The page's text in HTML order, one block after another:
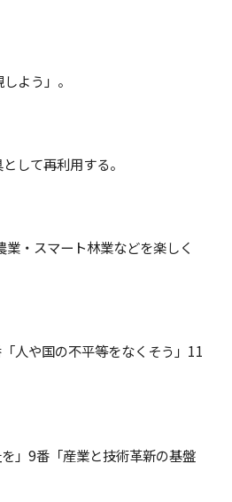
よう」。
して再利用する。
・スマート林業などを楽しく
人や国の不平等をなくそう」11
」9番「産業と技術革新の基盤